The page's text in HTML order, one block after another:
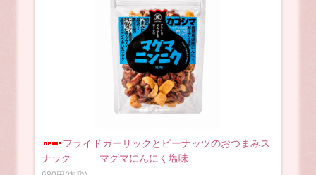
フライドガーリックとピーナッツのおつまみス
ナック マグマにんにく塩味